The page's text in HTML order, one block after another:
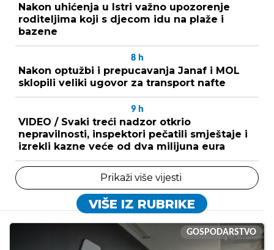
Nakon uhićenja u Istri važno upozorenje
roditeljima koji s djecom idu na plaže i
bazene
8 h
Nakon optužbi i prepucavanja Janaf i MOL
sklopili veliki ugovor za transport nafte
9 h
VIDEO / Svaki treći nadzor otkrio
nepravilnosti, inspektori pečatili smještaje i
izrekli kazne veće od dva milijuna eura
Prikaži više vijesti
VIŠE IZ RUBRIKE
GOSPODARSTVO